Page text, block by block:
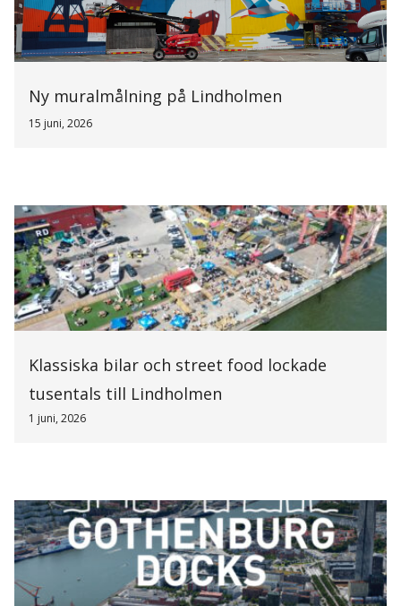
Ny muralmålning på Lindholmen
15 juni, 2026
Klassiska bilar och street food lockade
tusentals till Lindholmen
1 juni, 2026